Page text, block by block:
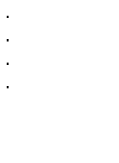
.
.
.
.